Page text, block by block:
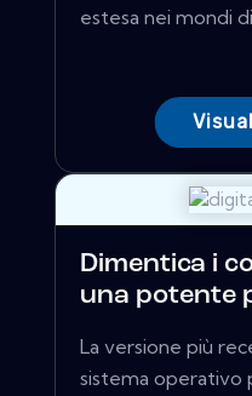
estesa nei mondi
Dimentica i
una potente
La versione più
sistema operativo